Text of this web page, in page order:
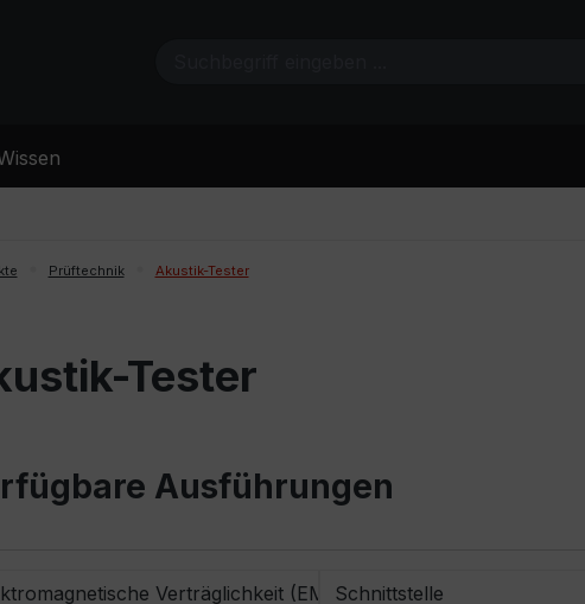
Prüftechnik Akustik-Tester
Tester
Ausführungen
Verträglichkeit (EMV)Schnittstelle